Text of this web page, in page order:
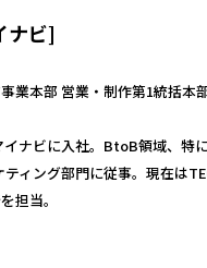
ナビ]
業本部 営業・制作第1統括本
イナビに入社。BtoB領域、特
ィング部門に従事。現在は
担当。